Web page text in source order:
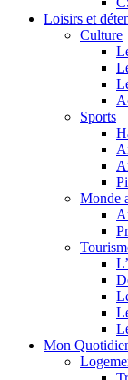
Loisirs et
Culture
Sports
Monde
Mon